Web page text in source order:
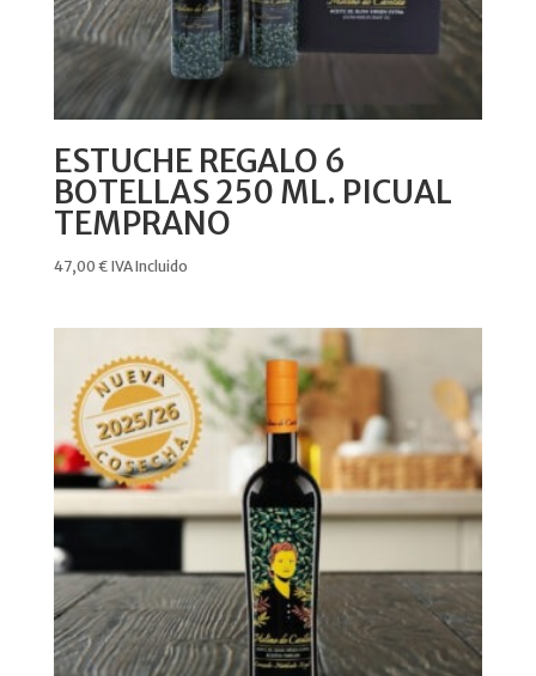
ESTUCHE REGALO 6
BOTELLAS 250 ML. PICUAL
TEMPRANO
47,00 € IVA Incluido